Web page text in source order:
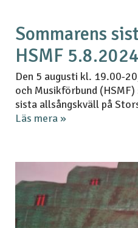
Sommarens
HSMF 5.8.2024
Den 5 augusti kl. 19.00-
och Musikförbund
sista allsångskväll på
Läs mera »